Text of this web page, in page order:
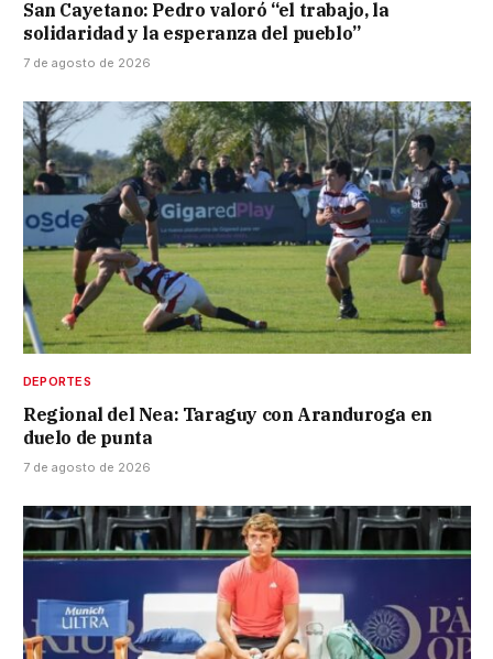
San Cayetano: Pedro valoró “el trabajo, la
solidaridad y la esperanza del pueblo”
7 de agosto de 2026
DEPORTES
Regional del Nea: Taraguy con Aranduroga en
duelo de punta
7 de agosto de 2026